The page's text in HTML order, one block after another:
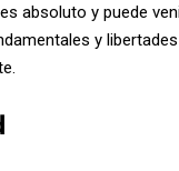
absoluto y puede
y